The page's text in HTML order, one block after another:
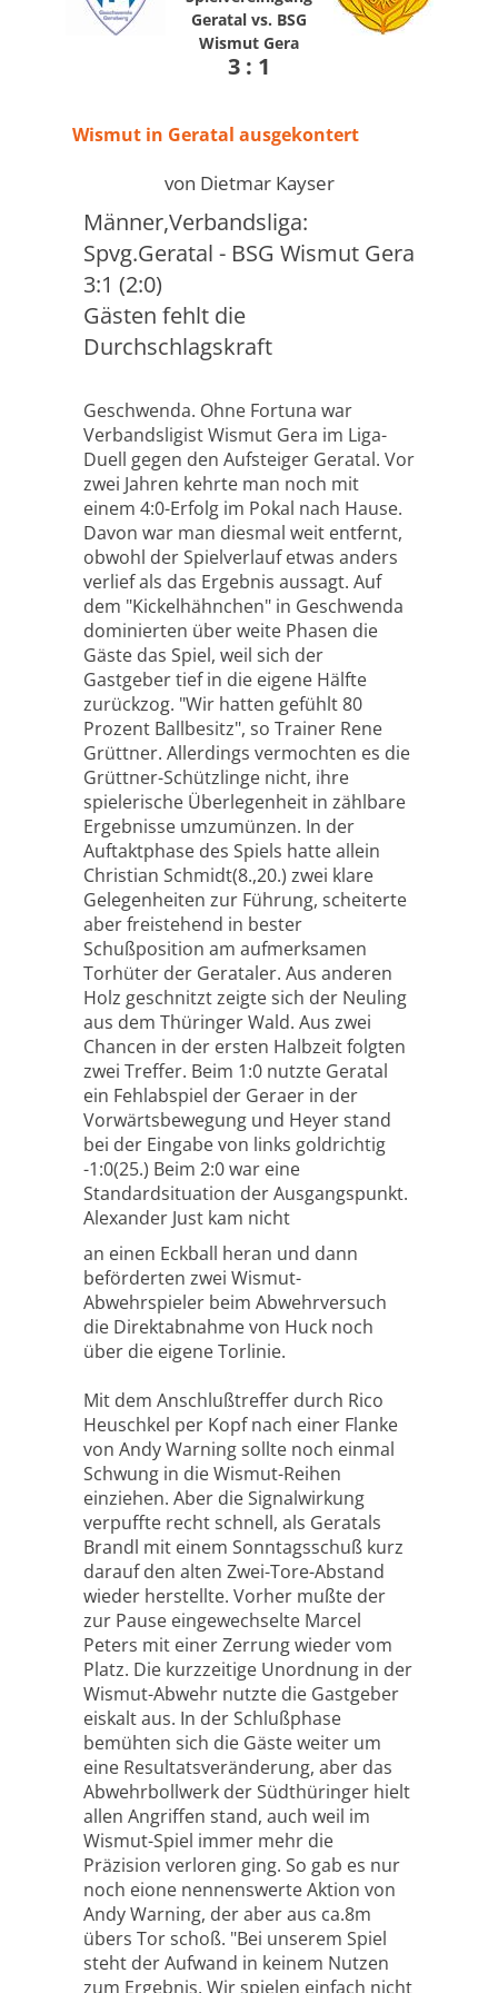
Geratal vs. BSG
Wismut Gera
3 : 1
Wismut in Geratal ausgekontert
von Dietmar Kayser
Männer,Verbandsliga:
Spvg.Geratal - BSG Wismut Gera
3:1 (2:0)
Gästen fehlt die
Durchschlagskraft
Geschwenda. Ohne Fortuna war
Verbandsligist Wismut Gera im Liga-
Duell gegen den Aufsteiger Geratal. Vor
zwei Jahren kehrte man noch mit
einem 4:0-Erfolg im Pokal nach Hause.
Davon war man diesmal weit entfernt,
obwohl der Spielverlauf etwas anders
verlief als das Ergebnis aussagt. Auf
dem "Kickelhähnchen" in Geschwenda
dominierten über weite Phasen die
Gäste das Spiel, weil sich der
Gastgeber tief in die eigene Hälfte
zurückzog. "Wir hatten gefühlt 80
Prozent Ballbesitz", so Trainer Rene
Grüttner. Allerdings vermochten es die
Grüttner-Schützlinge nicht, ihre
spielerische Überlegenheit in zählbare
Ergebnisse umzumünzen. In der
Auftaktphase des Spiels hatte allein
Christian Schmidt(8.,20.) zwei klare
Gelegenheiten zur Führung, scheiterte
aber freistehend in bester
Schußposition am aufmerksamen
Torhüter der Gerataler. Aus anderen
Holz geschnitzt zeigte sich der Neuling
aus dem Thüringer Wald. Aus zwei
Chancen in der ersten Halbzeit folgten
zwei Treffer. Beim 1:0 nutzte Geratal
ein Fehlabspiel der Geraer in der
Vorwärtsbewegung und Heyer stand
bei der Eingabe von links goldrichtig
-1:0(25.) Beim 2:0 war eine
Standardsituation der Ausgangspunkt.
Alexander Just kam nicht
an einen Eckball heran und dann
beförderten zwei Wismut-
Abwehrspieler beim Abwehrversuch
die Direktabnahme von Huck noch
über die eigene Torlinie.
Mit dem Anschlußtreffer durch Rico
Heuschkel per Kopf nach einer Flanke
von Andy Warning sollte noch einmal
Schwung in die Wismut-Reihen
einziehen. Aber die Signalwirkung
verpuffte recht schnell, als Geratals
Brandl mit einem Sonntagsschuß kurz
darauf den alten Zwei-Tore-Abstand
wieder herstellte. Vorher mußte der
zur Pause eingewechselte Marcel
Peters mit einer Zerrung wieder vom
Platz. Die kurzzeitige Unordnung in der
Wismut-Abwehr nutzte die Gastgeber
eiskalt aus. In der Schlußphase
bemühten sich die Gäste weiter um
eine Resultatsveränderung, aber das
Abwehrbollwerk der Südthüringer hielt
allen Angriffen stand, auch weil im
Wismut-Spiel immer mehr die
Präzision verloren ging. So gab es nur
noch eione nennenswerte Aktion von
Andy Warning, der aber aus ca.8m
übers Tor schoß. "Bei unserem Spiel
steht der Aufwand in keinem Nutzen
zum Ergebnis. Wir spielen einfach nicht